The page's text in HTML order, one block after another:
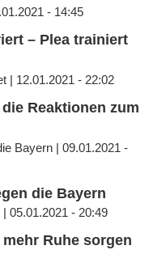
- 14:45
– Plea trainiert
| 12.01.2021 - 22:02
Reaktionen zum
Bayern | 09.01.2021 -
die Bayern
05.01.2021 - 20:49
Ruhe sorgen